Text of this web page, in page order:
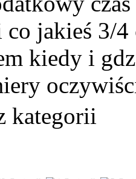
jakieś 3/
kiedy i
kategorii